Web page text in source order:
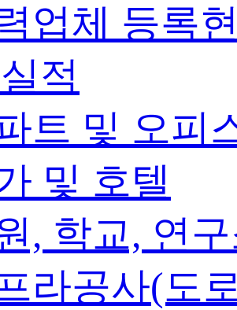
업체 등록
적
트 및 오피
및 호텔
, 학교, 연
라공사(도